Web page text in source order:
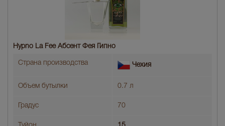
Hypno La Fee Абсент Фея Гипно
Страна производства Чехия
Объем бутылки 0.7 л
Градус 70